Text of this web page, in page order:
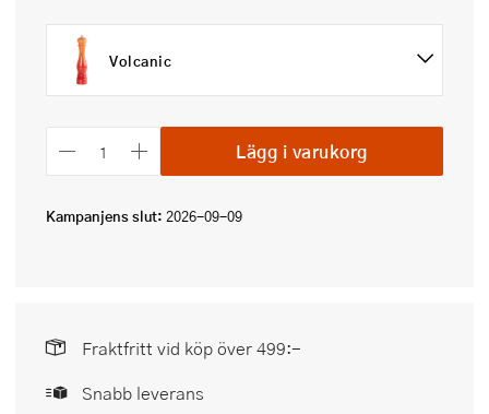
Volcanic
Lägg i varukorg
Kampanjens slut: 2026-09-09
Fraktfritt vid köp över 499:-
Snabb leverans